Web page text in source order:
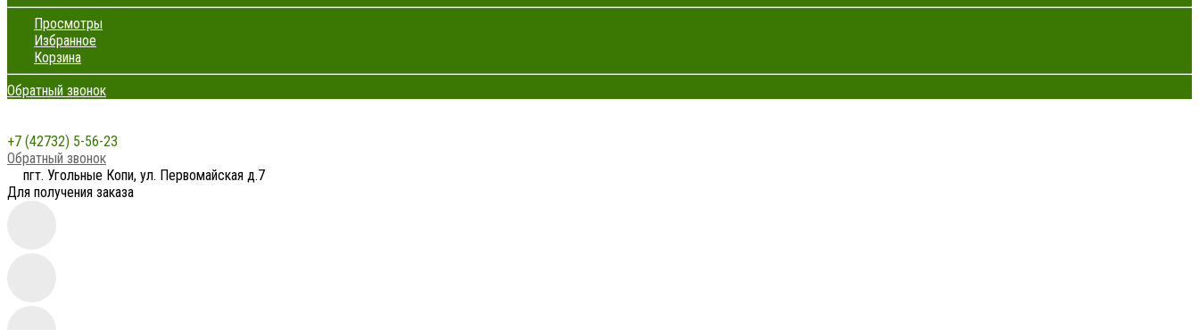
Просмотры
Избранное
Корзина
Обратный звонок
+7 (42732) 5-56-23
Обратный звонок
пгт. Угольные Копи, ул. Первомайская д.7
Для получения заказа